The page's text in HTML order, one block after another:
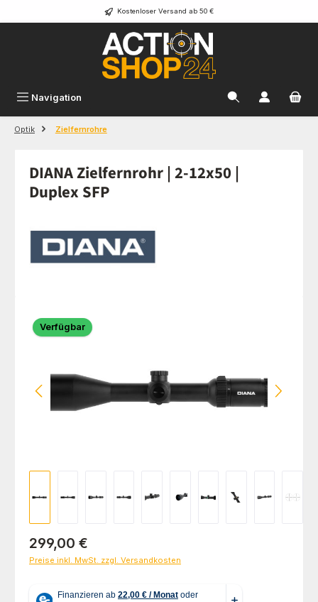
Zum Hauptinhalt springen Kostenloser Versand ab 50 €
Navigation
Optik Zielfernrohre
DIANA Zielfernrohr | 2-12x50 |
Duplex SFP
Bildergalerie überspringen
Verfügbar
Regulärer Preis:
299,00 €
Preise inkl. MwSt. zzgl. Versandkosten